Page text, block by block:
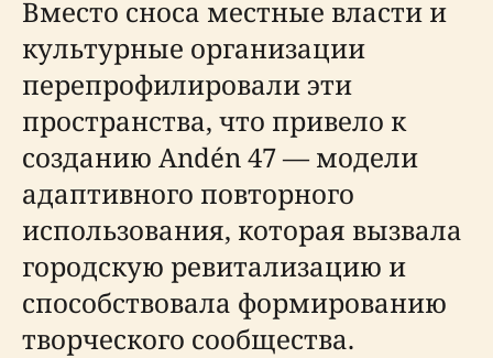
Вместо сноса местные власти и
культурные организации
перепрофилировали эти
пространства, что привело к
созданию Andén 47 — модели
адаптивного повторного
использования, которая вызвала
городскую ревитализацию и
способствовала формированию
творческого сообщества.